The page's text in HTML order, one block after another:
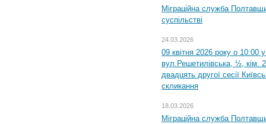
Міграційна служба
суспільстві
24.03.2026
09 квітня 2026 року о 10:00
вул.Решетилівська, ½, кім.
двадцять другої сесії
скликання
18.03.2026
Міграційна служба